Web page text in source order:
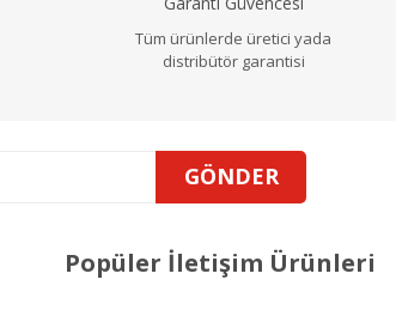
Tüm ürünlerde üretici yada
distribütör garantisi
GÖNDER
Popüler İletişim Ürünleri